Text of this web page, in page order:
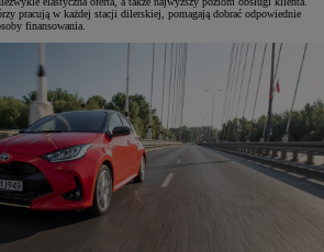
pracują w każdej stacji dilerskiej, pomagają dobrać odpowiednie
finansowania.